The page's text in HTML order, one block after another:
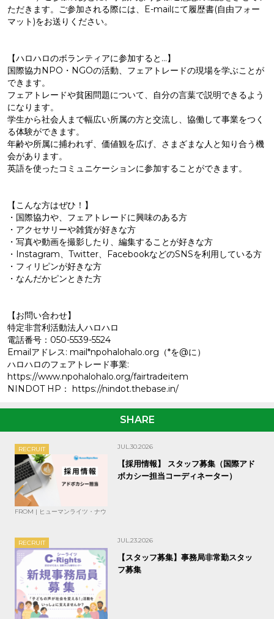
ただきます。ご参加される際には、E-mailにて履歴書(自由フォー
マット)をお送りください。
【ハロハロのボランティアに参加すると…】
国際協力NPO・NGOの活動、フェアトレードの現場を学ぶことが
できます。
フェアトレードや貧困問題について、自分の言葉で説明できるよう
になります。
学生から社会人まで幅広い所属の方と交流し、協働して事業をつく
る体験ができます。
年齢や所属に捕われず、価値観を広げ、さまざまな人と知り合う機
会があります。
英語を使ったコミュニケーションに参加することができます。
【こんな方はぜひ！】
・国際協力や、フェアトレードに興味のある方
・アクセサリーや雑貨が好きな方
・写真や動画を撮影したり、編集することが好きな方
・Instagram、Twitter、FacebookなどのSNSを利用している方
・フィリピンが好きな方
・なんだかピンときた方
【お問い合わせ】
特定非営利活動法人ハロハロ
電話番号：050-5539-5524
Emailアドレス: mail*npohalohalo.org（*を@に）
ハロハロのフェアトレード事業:
https://www.npohalohalo.org/fairtradeitem
NINDOT HP： https://nindot.thebase.in/
SHARE
RECRUIT JUL.30.2026
【採用情報】 スタッフ募集（国際アド
ボカシー担当コーディネーター）
FROM | ヒューマンライツ・ナウ
RECRUIT JUL.23.2026
【スタッフ募集】事務局非常勤スタッ
フ募集